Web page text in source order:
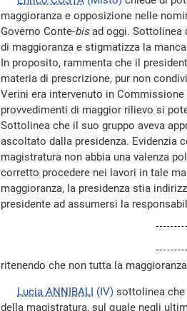
maggioranza e opposizione nelle
Governo Conte-bisad oggi. Sottolinea
di maggioranza e stigmatizza la
In proposito, rammenta che il
materia di prescrizione, pur non
Verini era intervenuto in
provvedimenti di maggior rilievo si
Sottolinea che il suo gruppo aveva
ascoltato dalla presidenza. Evidenzia
magistratura non abbia una valenza
corretto procedere nei lavori in tale
maggioranza, la presidenza stia
presidente ad assumersi la
ritenendo che non tutta la
Lucia ANNIBALI (IV) sottolinea
della magistratura, sul quale negli